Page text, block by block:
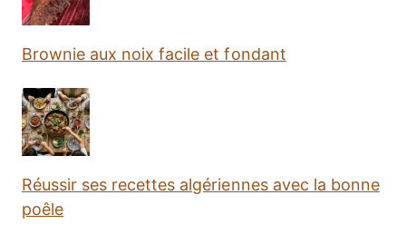
Brownie aux noix facile et fondant
Réussir ses recettes algériennes avec la bonne
poêle